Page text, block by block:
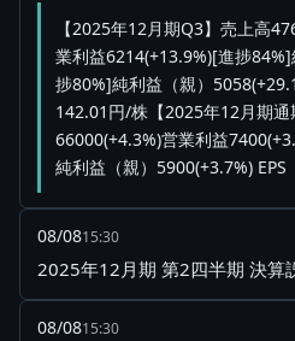
【2025年12月期Q3】売上高
業利益6214(+13.9%)[進捗
捗80%]純利益（親）
142.01円/株【2025年12月期通
66000(+4.3%)営業利益
純利益（親）5900(+3.7%)
08/0815:30
2025年12月期 第2四半期 決算
08/0815:30